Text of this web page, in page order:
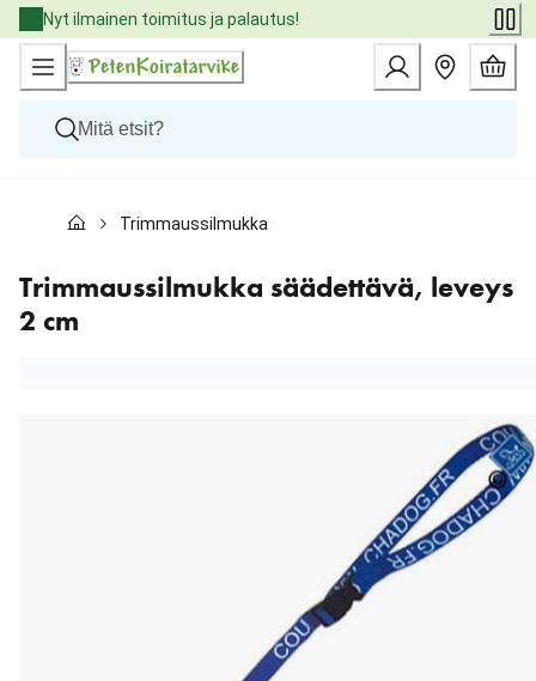
Skip
to
Content
Nyt ilmainen toimitus ja palautus!
Kissat
Eläinlääkäriruoat
Tuotemerkit
Uutuudet
Trimmaussilmukka säädettävä, leveys 2 cm
Trimmaussilmukka säädettävä, leveys
2 cm